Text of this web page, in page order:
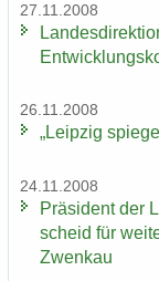
27.11.2008
26.11.2008
„Leip­zig
24.11.2008
Prä­si­dent der
scheid für
Zwenkau